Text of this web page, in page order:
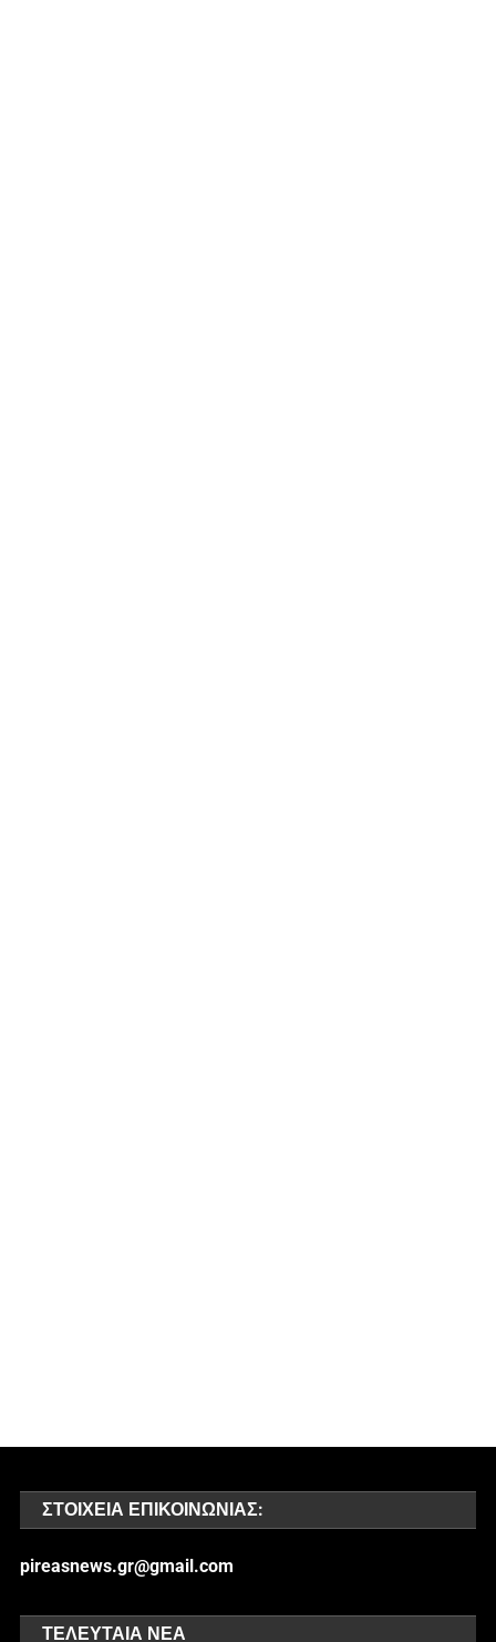
ΣΤΟΙΧΕΊΑ ΕΠΙΚΟΙΝΩΝΊΑΣ:
pireasnews.gr@gmail.com
ΤΕΛΕΥΤΑΊΑ ΝΈΑ